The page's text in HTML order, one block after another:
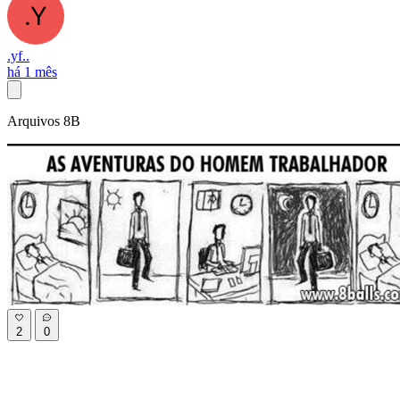
.yf..
há 1 mês
Arquivos 8B
2 0